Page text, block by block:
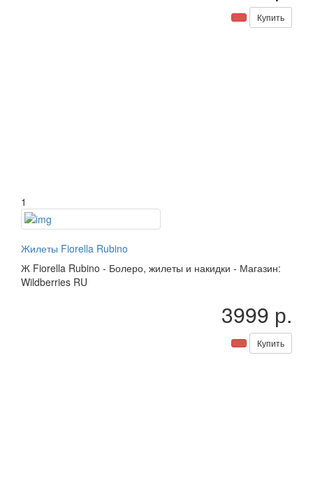
Купить
1
Жилеты Fiorella Rubino
Ж Fiorella Rubino - Болеро, жилеты и накидки - Магазин:
Wildberries RU
3999 р.
Купить